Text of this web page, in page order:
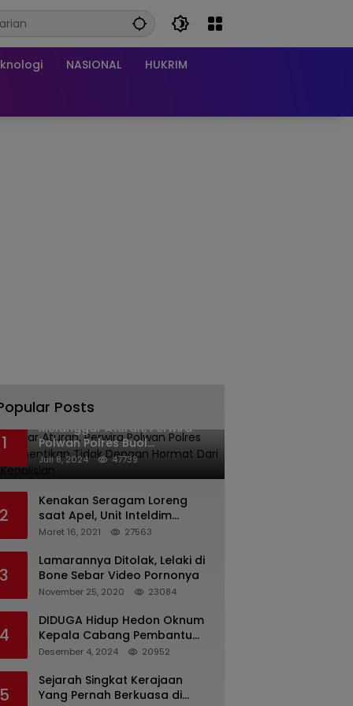
NASIONAL HUKRIM
Posts
1
Melanggar Aturan, Perwira
Polwan Polres Buol
Diberhentikan Tidak Dengan
Hormat Dari Dinas Kepolisian
Juli 8, 2024 47739
2
Kenakan Seragam Loreng
saat Apel, Unit Inteldim
1426/Takalar Datangi
Maret 16, 2021 27563
3
Lamarannya Ditolak, Lelaki di
Bone Sebar Video Pornonya
November 25, 2020 23084
4
DIDUGA Hidup Hedon Oknum
Kepala Cabang Pembantu
Bank syariah Indonesia Unit
Tipu Nasabah Prioritasnya
Hingga Milyaran Rupiah dan
Desember 4, 2024 20952
5
Sejarah Singkat Kerajaan
Yang Pernah Berkuasa di